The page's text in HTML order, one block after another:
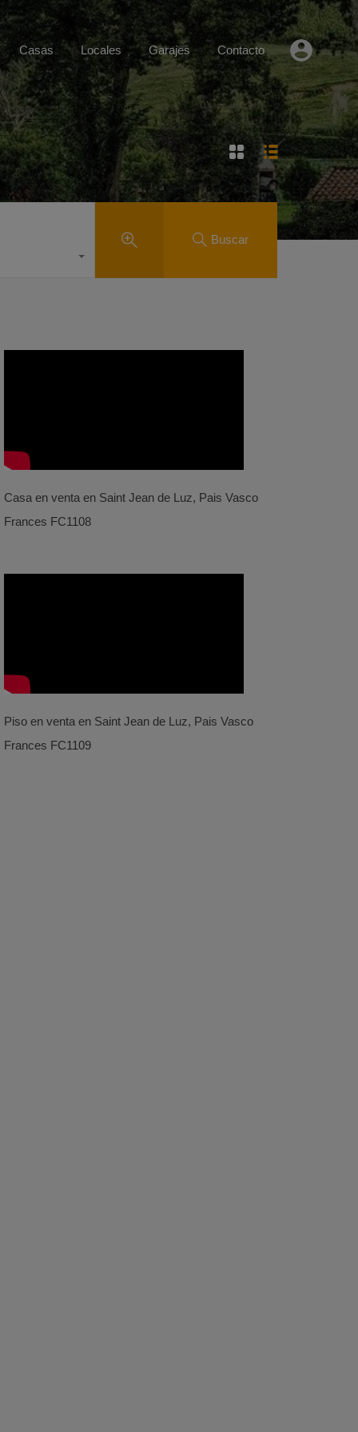
Casas Locales Garajes Contacto
Buscar
Casa en venta en Saint Jean de Luz, Pais Vasco
Frances FC1108
Piso en venta en Saint Jean de Luz, Pais Vasco
Frances FC1109